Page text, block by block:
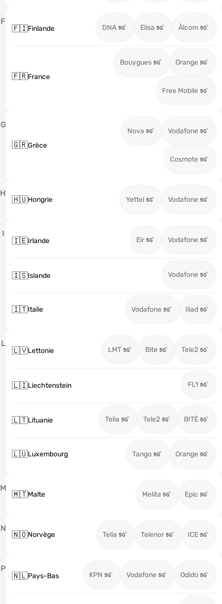
F
🇫🇮Finlande DNA Elisa Ålcom
🇫🇷France
Bouygues Orange
Free Mobile
G
🇬🇷Grèce
Nova Vodafone
Cosmote
H
🇭🇺Hongrie Yettel Vodafone
I
🇮🇪Irlande Eir Vodafone
🇮🇸Islande Vodafone
🇮🇹Italie Vodafone Iliad
L
🇱🇻Lettonie LMT Bite Tele2
🇱🇮Liechtenstein FL1
🇱🇹Lituanie Telia Tele2 BITĖ
🇱🇺Luxembourg Tango Orange
M
🇲🇹Malte Melita Epic
N
🇳🇴Norvège Telia Telenor ICE
P
🇳🇱Pays-Bas KPN Vodafone Odido